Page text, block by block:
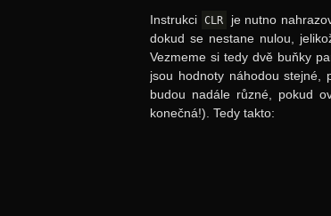
Instrukci CLR
je nutno
dokud se nestane nulou,
Vezmeme si tedy dvě buňky
jsou hodnoty náhodou stejné,
budou nadále různé, pokud
konečná!). Tedy takto: